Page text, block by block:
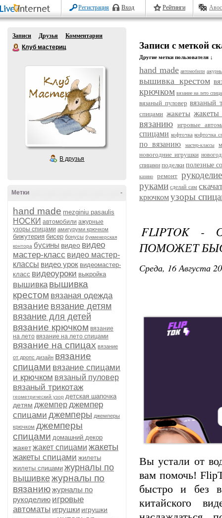
Регистрация Вход Рейтинги
Записи Друзья
Комментарии
Клуб мастериц
В друзья
-
Метки
hand made mezginiu pasaulis
НОСКИ автомобили ажурные
узоры спицами амигуруми крючком
бижутерия бисер бонусы букмекерская
контора бусины видео видео
мастер-класс видео мастер-
классы видео урок видеомастер-
класс видеоуроки выкройка
вышивка вышивка
крестом вязаная одежда
вязание вязание детям
вязание для детей
вязание крючком вязание
на лето вязание на лето спицами
вязание на спицах вязание
от дропс дизайн вязание
спицами вязание спицами
и крючком вязаный пуловер
вязаный трикотаж
геометрический узор детская шапочка
детям джемперджемпер
спицами джемперы джемперы
крючком джемперы
спицами домашний декор
жакетжакет спицами жакеты
жакеты спицами жилеты
жилеты спицами журналы по
вышивкежурналы по
вязаниюжурналы по
рукоделию игровые
автоматы игрушки игрушки
Записи с меткой
Другие метки пользователя ↓
hand made автомобили
вышивка крестом
крючком вязание на лето
вязаный пуловер вязаный
спицами жакеты жакеты
вязанию игровые
спицами кофточка кофточка
по вязанию мастер-классы
новогодние игрушки
спицами поделки полезные
казино ремонт рукоделие
руками сделай сам
крючкомузоры
FLIPTOK -
ПОМОЖЕТ
Среда, 16 Августа
Вы устали от
вам помочь!
быстро и без
китайского